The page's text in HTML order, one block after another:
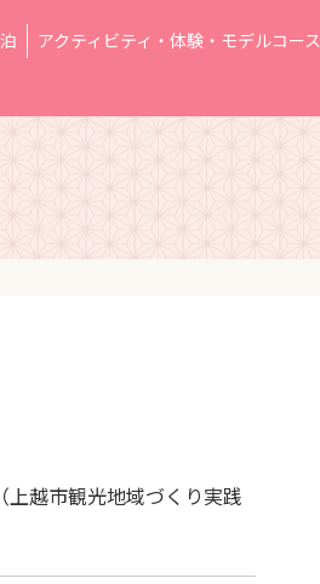
アクティビティ・体験・モデルコース
上越市観光地域づくり実践